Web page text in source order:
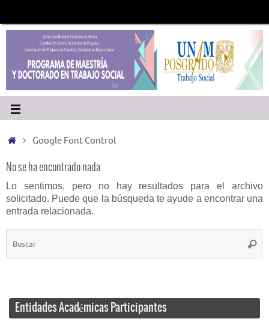
Google Font Control
No se ha encontrado nada
Lo sentimos, pero no hay resultados para el archivo
solicitado. Puede que la búsqueda te ayude a encontrar una
entrada relacionada.
Entidades Académicas Participantes